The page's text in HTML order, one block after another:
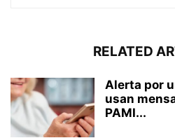
RELATED
Alerta por
usan
PAMI...